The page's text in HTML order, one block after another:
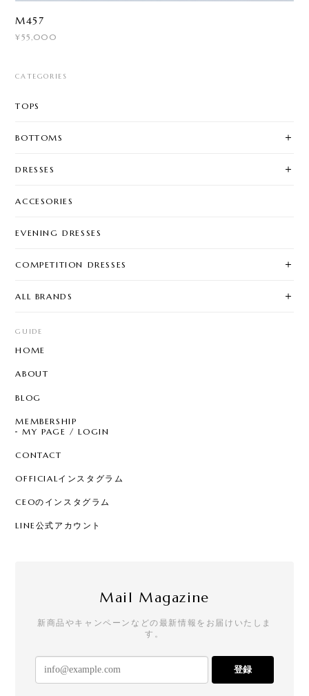
M457
¥55,000
CATEGORIES
TOPS
BOTTOMS
DRESSES
ACCESORIES
EVENING DRESSES
COMPETITION DRESSES
ALL BRANDS
GUIDE
HOME
ABOUT
BLOG
MEMBERSHIP
MY PAGE / LOGIN
CONTACT
OFFICIALインスタグラム
CEOのインスタグラム
LINE公式アカウント
Mail Magazine
新商品やキャンペーンなどの最新情報をお届けいたしま
す。
登録